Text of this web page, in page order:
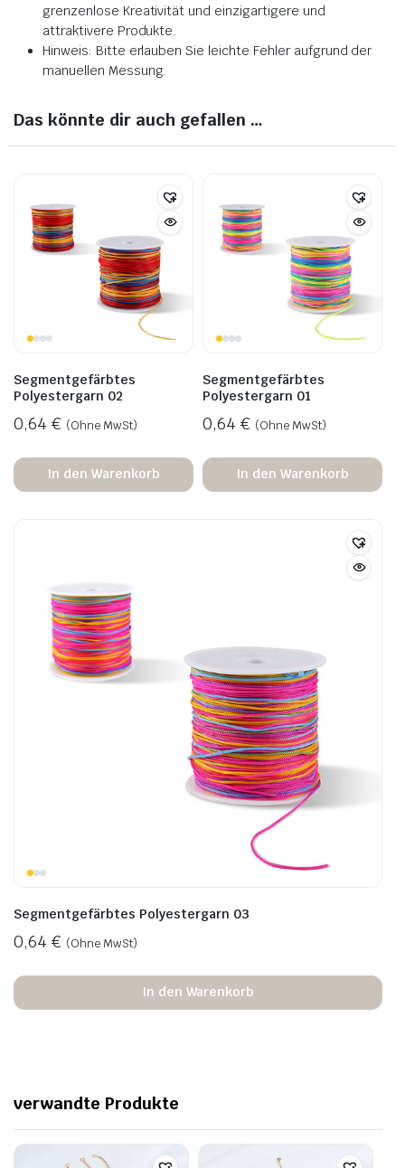
grenzenlose Kreativität und einzigartigere und
attraktivere Produkte.
Hinweis: Bitte erlauben Sie leichte Fehler aufgrund der
manuellen Messung.
Das könnte dir auch gefallen …
Segmentgefärbtes
Polyestergarn 02
0,64 € (Ohne MwSt)
In den Warenkorb
Segmentgefärbtes
Polyestergarn 01
0,64 € (Ohne MwSt)
In den Warenkorb
Segmentgefärbtes Polyestergarn 03
0,64 € (Ohne MwSt)
In den Warenkorb
verwandte Produkte